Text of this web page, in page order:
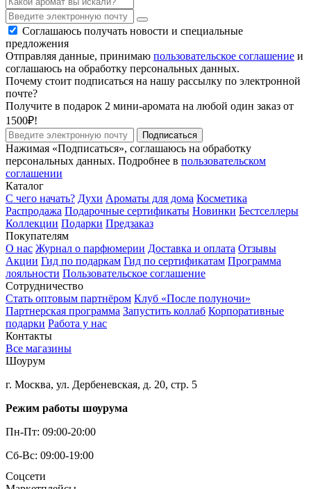
Соглашаюсь получать новости и специальные
предложения
Отправляя данные, принимаю пользовательское соглашение и
соглашаюсь на обработку персональных данных.
Почему стоит подписаться на нашу рассылку по электронной
почте?
Получите в подарок 2 мини-аромата на любой один заказ от
1500₽!
Подписаться
Нажимая «Подписаться», соглашаюсь на обработку
персональных данных. Подробнее в пользовательском
соглашении
Каталог
С чего начать? Духи Ароматы для дома Косметика
Распродажа Подарочные сертификаты Новинки Бестселлеры
Коллекции Подарки Предзаказ
Покупателям
О нас Журнал о парфюмерии Доставка и оплата Отзывы
Акции Гид по подаркам Гид по сертификатам Программа
лояльности Пользовательское соглашение
Сотрудничество
Стать оптовым партнёром Клуб «После полуночи»
Партнерская программа Запустить коллаб Корпоративные
подарки Работа у нас
Контакты
Все магазины
Шоурум
г. Москва, ул. Дербеневская, д. 20, стр. 5
Режим работы шоурума
Пн-Пт: 09:00-20:00
Сб-Вс: 09:00-19:00
Соцсети